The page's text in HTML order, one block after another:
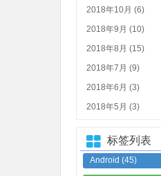
2018年10月 (6)
2018年9月 (10)
2018年8月 (15)
2018年7月 (9)
2018年6月 (3)
2018年5月 (3)
标签列表
Android (45)